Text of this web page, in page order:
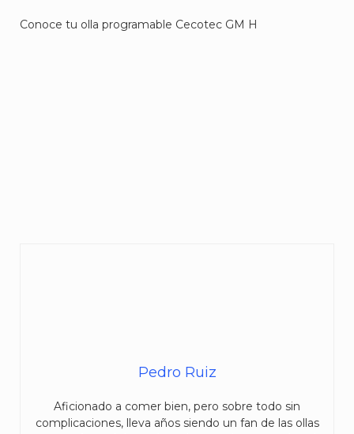
Conoce tu olla programable Cecotec GM H
Pedro Ruiz
Aficionado a comer bien, pero sobre todo sin
complicaciones, lleva años siendo un fan de las ollas